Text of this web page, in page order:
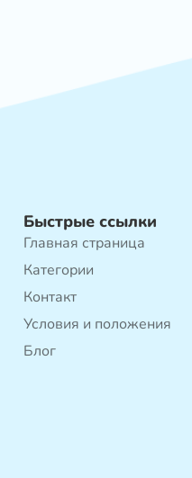
Быстрые ссылки
Главная страница
Категории
Контакт
Условия и положения
Блог